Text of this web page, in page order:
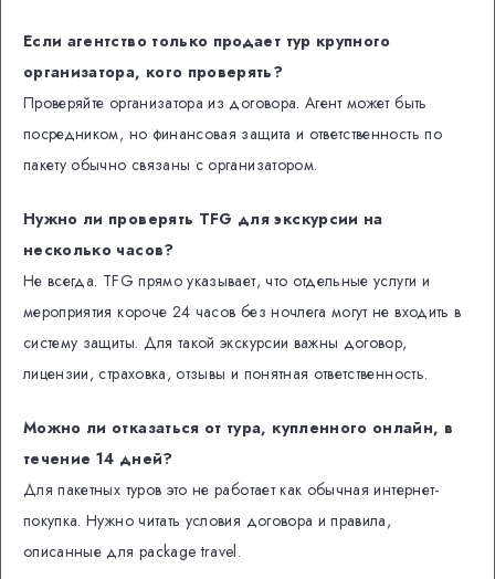
Если агентство только продает тур крупного
организатора, кого проверять?
Проверяйте организатора из договора. Агент может быть
посредником, но финансовая защита и ответственность по
пакету обычно связаны с организатором.
Нужно ли проверять TFG для экскурсии на
несколько часов?
Не всегда. TFG прямо указывает, что отдельные услуги и
мероприятия короче 24 часов без ночлега могут не входить в
систему защиты. Для такой экскурсии важны договор,
лицензии, страховка, отзывы и понятная ответственность.
Можно ли отказаться от тура, купленного онлайн, в
течение 14 дней?
Для пакетных туров это не работает как обычная интернет-
покупка. Нужно читать условия договора и правила,
описанные для package travel.